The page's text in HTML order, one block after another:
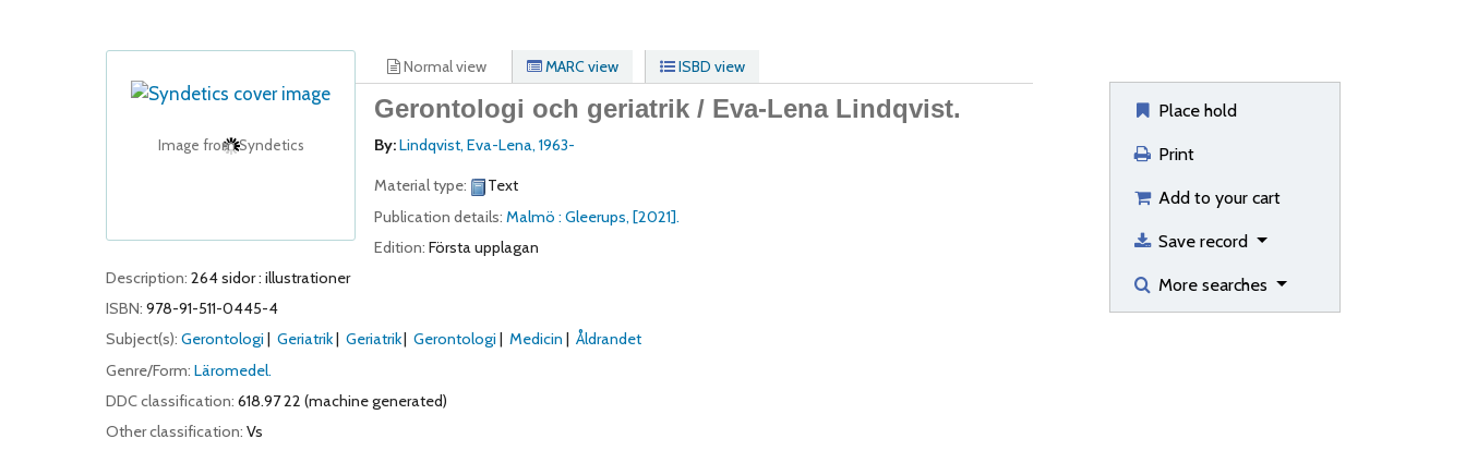
Image from Syndetics
Normal view MARC view ISBD view
Gerontologi och geriatrik / Eva-Lena Lindqvist.
By:Lindqvist, Eva-Lena, 1963-
Material type:
Text
Publication details: Malmö : Gleerups, [2021].
Edition: Första upplagan
Description: 264 sidor : illustrationer
ISBN: 978-91-511-0445-4
Subject(s): Gerontologi Geriatrik Geriatrik Gerontologi Medicin
Åldrandet
Genre/Form: Läromedel.
DDC classification: 618.97 22 (machine generated)
Other classification: Vs
Place hold
Print
Add to your cart
Save record
More searches